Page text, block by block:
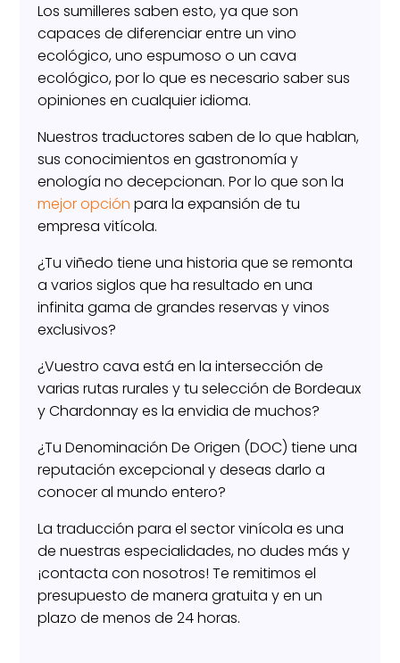
Los sumilleres saben esto, ya que son
capaces de diferenciar entre un vino
ecológico, uno espumoso o un cava
ecológico, por lo que es necesario saber sus
opiniones en cualquier idioma.
Nuestros traductores saben de lo que hablan,
sus conocimientos en gastronomía y
enología no decepcionan. Por lo que son la
mejor opción para la expansión de tu
empresa vitícola.
¿Tu viñedo tiene una historia que se remonta
a varios siglos que ha resultado en una
infinita gama de grandes reservas y vinos
exclusivos?
¿Vuestro cava está en la intersección de
varias rutas rurales y tu selección de Bordeaux
y Chardonnay es la envidia de muchos?
¿Tu Denominación De Origen (DOC) tiene una
reputación excepcional y deseas darlo a
conocer al mundo entero?
La traducción para el sector vinícola es una
de nuestras especialidades, no dudes más y
¡contacta con nosotros! Te remitimos el
presupuesto de manera gratuita y en un
plazo de menos de 24 horas.